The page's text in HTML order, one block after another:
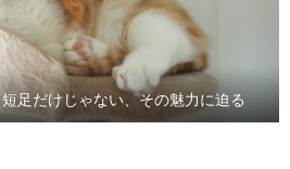
足だけじゃない、その魅力に迫る